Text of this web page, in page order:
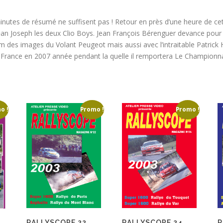
de résumé ne suffisent pas ! Retour en près d’une heure de
Joseph les deux Clio Boys. Jean François Bérenguer devance
images du Volant Peugeot mais aussi avec l’intraitable Patrick
en 2007 année pendant la quelle il remportera Le
! Promo ! Promo !